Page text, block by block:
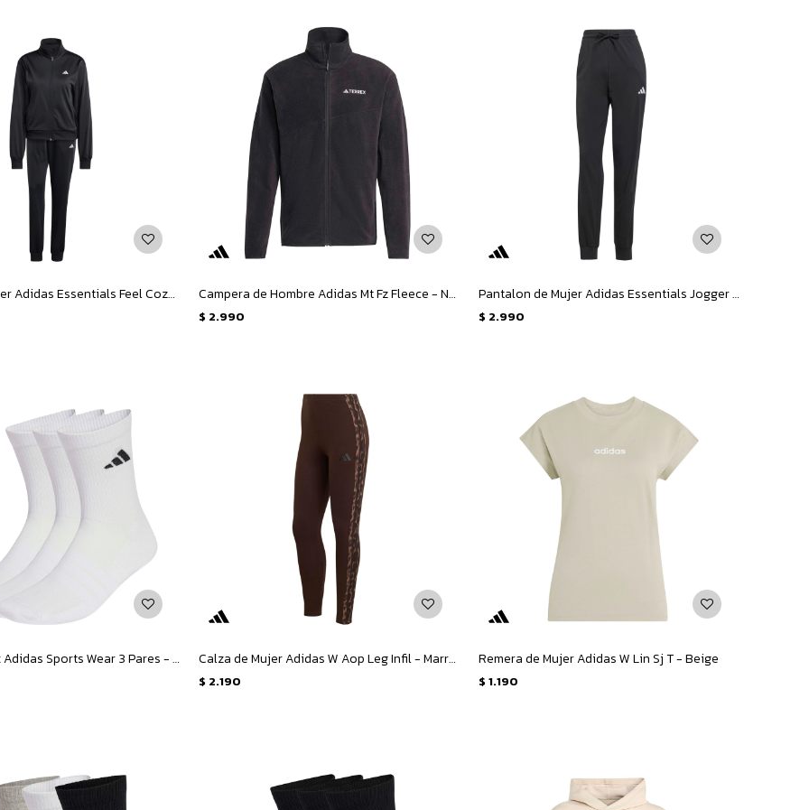
Equipo de Mujer Adidas Essentials Feel Cozy - Negro Campera de Hombre Adidas Mt Fz Fleece - Negro
$ 2.990
Pantalon de Mujer Adidas Essentials Jogger W - Negro - Blanco
$ 2.990
Medias Unisex Adidas Sports Wear 3 Pares - Blanco Calza de Mujer Adidas W Aop Leg Infil - Marrón - Animal Print
$ 2.190
Remera de Mujer Adidas W Lin Sj T - Beige
$ 1.190